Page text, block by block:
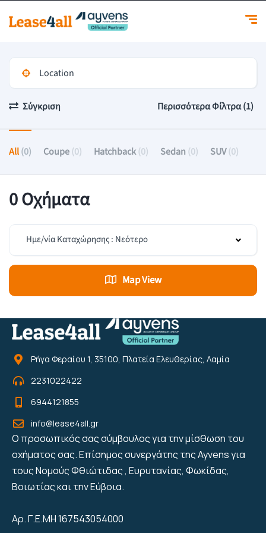
Σύγκριση Περισσότερα Φίλτρα (1)
All(0) Coupe (0) Hatchback(0) Sedan (0) SUV(0)
0 Οχήματα
Ημε/νία Καταχώρησης : Νεότερο
Map View
Ρήγα Φεραίου 1, 35100, Πλατεία Ελευθερίας, Λαμία
2231022422
6944121855
info@lease4all.gr
Ο προσωπικός σας σύμβουλος για την μίσθωση του
οχήματος σας. Επίσημος συνεργάτης της Ayvens για
τους Νομούς Φθιώτιδας , Ευρυτανίας, Φωκίδας,
Βοιωτίας και την Εύβοια.
Αρ. Γ.Ε.ΜΗ 167543054000